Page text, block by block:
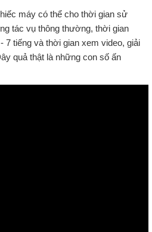
máy có thể cho thời gian sử
tác vụ thông thường, thời gian
7 tiếng và thời gian xem video, giải
quả thật là những con số ấn